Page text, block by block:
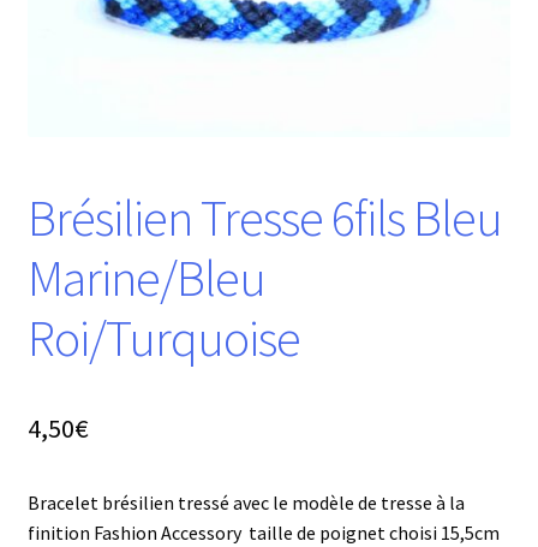
Brésilien Tresse 6fils Bleu
Marine/Bleu
Roi/Turquoise
4,50€
Bracelet brésilien tressé avec le modèle de tresse à la
finition Fashion Accessory taille de poignet choisi 15,5cm